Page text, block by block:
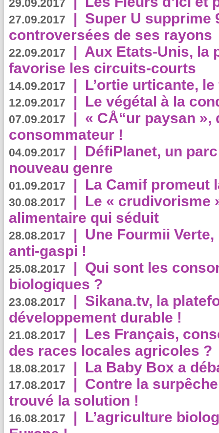
29.09.2017
27.09.2017 | Super U supprime
controversées de ses rayons
22.09.2017 | Aux Etats-Unis, la
favorise les circuits-courts
14.09.2017 | L’ortie urticante,
12.09.2017 | Le végétal à la
07.09.2017 | « CÅ“ur paysan
consommateur !
04.09.2017 | DéfiPlanet, un
nouveau genre
01.09.2017 | La Camif promeut
30.08.2017 | Le « crudivorisme
alimentaire qui séduit
28.08.2017 | Une Fourmii
anti-gaspi !
25.08.2017 | Qui sont les
biologiques ?
23.08.2017 | Sikana.tv, la
développement durable !
21.08.2017 | Les Français,
des races locales agricoles ?
18.08.2017 | La Baby Box a
17.08.2017 | Contre la
trouvé la solution !
16.08.2017 | L’agriculture